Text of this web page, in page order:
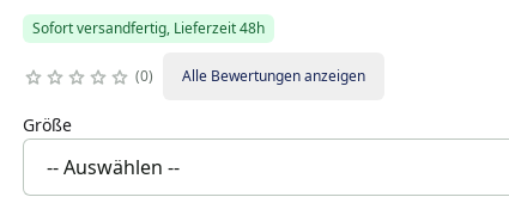
Sofort versandfertig, Lieferzeit 48h
0 Alle Bewertungen anzeigen
Größe